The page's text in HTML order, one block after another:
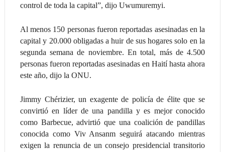
control de toda la capital”, dijo Uwumuremyi.
Al menos 150 personas fueron reportadas asesinadas en la
capital y 20.000 obligadas a huir de sus hogares solo en la
segunda semana de noviembre. En total, más de 4.500
personas fueron reportadas asesinadas en Haití hasta ahora
este año, dijo la ONU.
Jimmy Chérizier, un exagente de policía de élite que se
convirtió en líder de una pandilla y es mejor conocido
como Barbecue, advirtió que una coalición de pandillas
conocida como Viv Ansanm seguirá atacando mientras
exigen la renuncia de un consejo presidencial transitorio